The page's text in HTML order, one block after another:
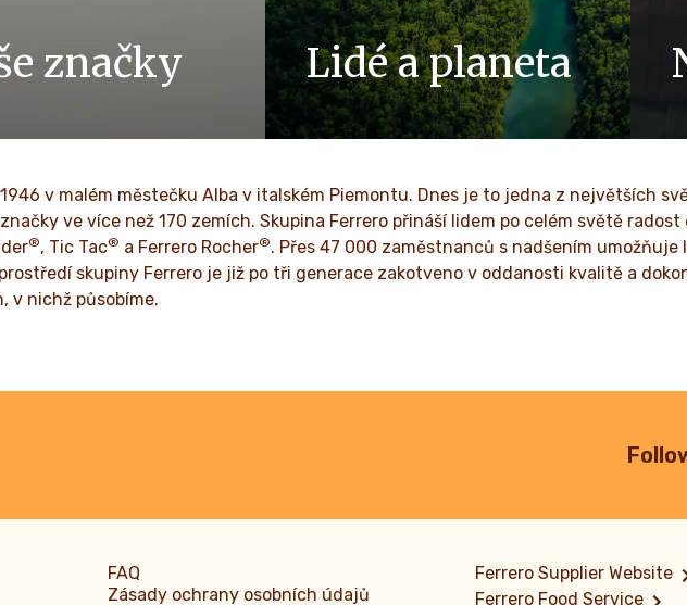
značky
SI VÍCE
Lidé a planeta
Jelikož jsme rodinná firma, hodnoty jako
respekt, integrita a inovace v sobě
PŘEČTĚTE SI VÍCE
v malém městečku Alba v italském Piemontu. Dnes je to jedna z největších
ve více než 170 zemích. Skupina Ferrero přináší lidem po celém světě radost
®, Tic Tac® a Ferrero Rocher®. Přes 47 000 zaměstnanců s nadšením umožňuje
skupiny Ferrero je již po tři generace zakotveno v oddanosti kvalitě a
v nichž působíme.
FAQ
Zásady ochrany osobních údajů
Ferrero Supplier Website
Ferrero Food Service